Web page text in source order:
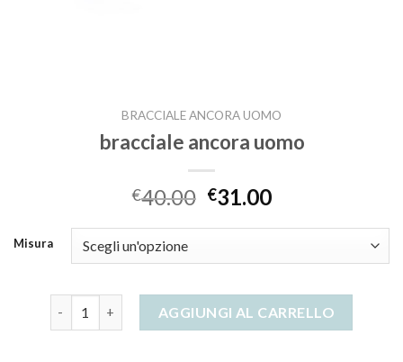
BRACCIALE ANCORA UOMO
bracciale ancora uomo
€40.00 €31.00
Misura
AGGIUNGI AL CARRELLO